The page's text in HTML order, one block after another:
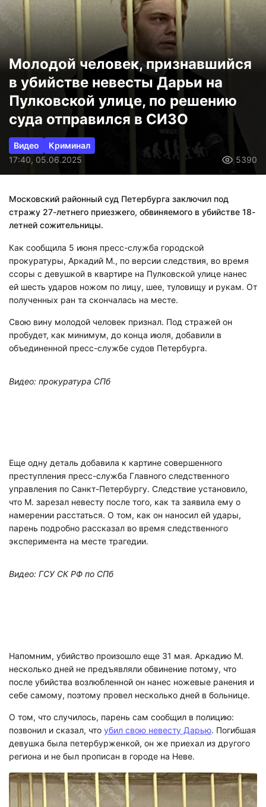
Молодой человек, признавшийся
в убийстве невесты Дарьи на
Пулковской улице, по решению
суда отправился в СИЗО
Видео
Криминал
17:40, 05.06.2025
5390
Московский районный суд Петербурга заключил под
стражу 27-летнего приезжего, обвиняемого в убийстве 18-
летней сожительницы.
Как сообщила 5 июня пресс-служба городской
прокуратуры, Аркадий М., по версии следствия, во время
ссоры с девушкой в квартире на Пулковской улице нанес
ей шесть ударов ножом по лицу, шее, туловищу и рукам. От
полученных ран та скончалась на месте.
Свою вину молодой человек признал. Под стражей он
пробудет, как минимум, до конца июля, добавили в
объединенной пресс-службе судов Петербурга.
Видео: прокуратура СПб
Еще одну деталь добавила к картине совершенного
преступления пресс-служба Главного следственного
управления по Санкт-Петербургу. Следствие установило,
что М. зарезал невесту после того, как та заявила ему о
намерении расстаться. О том, как он наносил ей удары,
парень подробно рассказал во время следственного
эксперимента на месте трагедии.
Видео: ГСУ СК РФ по СПб
Напомним, убийство произошло еще 31 мая. Аркадию М.
несколько дней не предъявляли обвинение потому, что
после убийства возлюбленной он нанес ножевые ранения и
себе самому, поэтому провел несколько дней в больнице.
О том, что случилось, парень сам сообщил в полицию:
позвонил и сказал, что убил свою невесту Дарью. Погибшая
девушка была петербурженкой, он же приехал из другого
региона и не был прописан в городе на Неве.